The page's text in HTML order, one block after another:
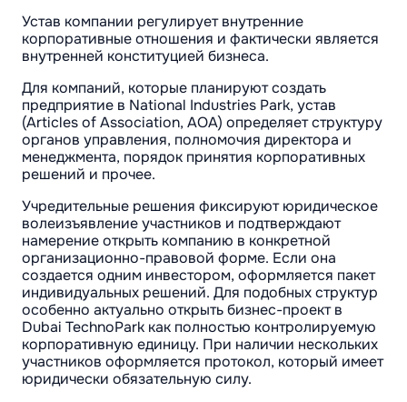
Устав компании регулирует внутренние
корпоративные отношения и фактически является
внутренней конституцией бизнеса.
Для компаний, которые планируют создать
предприятие в National Industries Park, устав
(Articles of Association, AOA) определяет структуру
органов управления, полномочия директора и
менеджмента, порядок принятия корпоративных
решений и прочее.
Учредительные решения фиксируют юридическое
волеизъявление участников и подтверждают
намерение открыть компанию в конкретной
организационно-правовой форме. Если она
создается одним инвестором, оформляется пакет
индивидуальных решений. Для подобных структур
особенно актуально открыть бизнес-проект в
Dubai TechnoPark как полностью контролируемую
корпоративную единицу. При наличии нескольких
участников оформляется протокол, который имеет
юридически обязательную силу.